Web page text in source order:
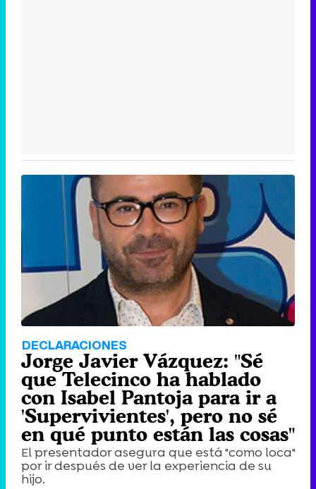
DECLARACIONES
Jorge Javier Vázquez: "Sé
que Telecinco ha hablado
con Isabel Pantoja para ir a
'Supervivientes', pero no sé
en qué punto están las cosas"
El presentador asegura que está "como loca"
por ir después de ver la experiencia de su
hijo.